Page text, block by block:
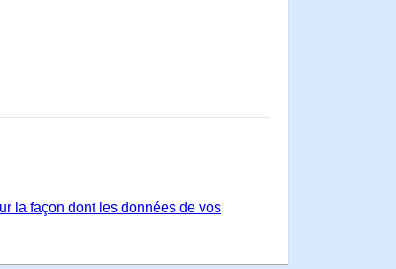
la façon dont les données de vos